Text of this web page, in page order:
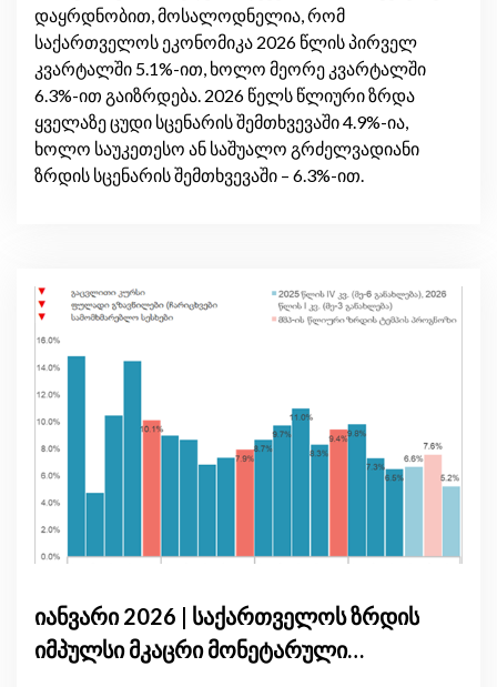
დაყრდნობით, მოსალოდნელია, რომ
საქართველოს ეკონომიკა 2026 წლის პირველ
კვარტალში 5.1%-ით, ხოლო მეორე კვარტალში
6.3%-ით გაიზრდება. 2026 წელს წლიური ზრდა
ყველაზე ცუდი სცენარის შემთხვევაში 4.9%-ია,
ხოლო საუკეთესო ან საშუალო გრძელვადიანი
ზრდის სცენარის შემთხვევაში – 6.3%-ით.
იანვარი 2026 | საქართველოს ზრდის
იმპულსი მკაცრი მონეტარული